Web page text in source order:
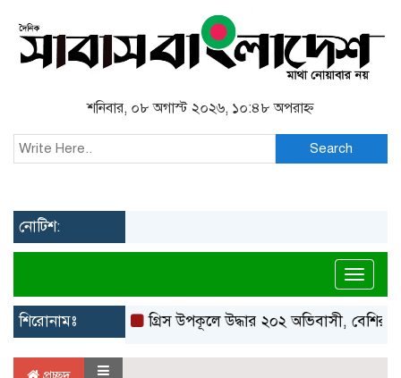
শনিবার, ০৮ অগাস্ট ২০২৬, ১০:৪৮ অপরাহ্ন
Search
নোটিশ:
শিরোনামঃ গ্রিস উপকূলে উদ্ধার ২০২ অভিবাসী,